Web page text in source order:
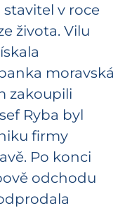
v roce
života. Vilu
moravská
zakoupili
Ryba byl
firmy
Po konci
odchodu